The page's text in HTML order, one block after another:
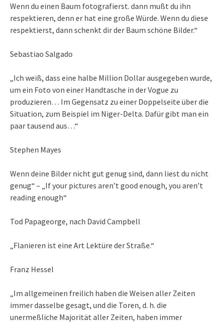
Wenn du einen Baum fotografierst. dann mußt du ihn
respektieren, denn er hat eine große Würde. Wenn du diese
respektierst, dann schenkt dir der Baum schöne Bilder.“
Sebastiao Salgado
„Ich weiß, dass eine halbe Million Dollar ausgegeben wurde,
um ein Foto von einer Handtasche in der Vogue zu
produzieren… Im Gegensatz zu einer Doppelseite über die
Situation, zum Beispiel im Niger-Delta. Dafür gibt man ein
paar tausend aus…“
Stephen Mayes
Wenn deine Bilder nicht gut genug sind, dann liest du nicht
genug“ – „If your pictures aren’t good enough, you aren’t
reading enough“
Tod Papageorge, nach David Campbell
„Flanieren ist eine Art Lektüre der Straße.“
Franz Hessel
„Im allgemeinen freilich haben die Weisen aller Zeiten
immer dasselbe gesagt, und die Toren, d. h. die
unermeßliche Majorität aller Zeiten, haben immer